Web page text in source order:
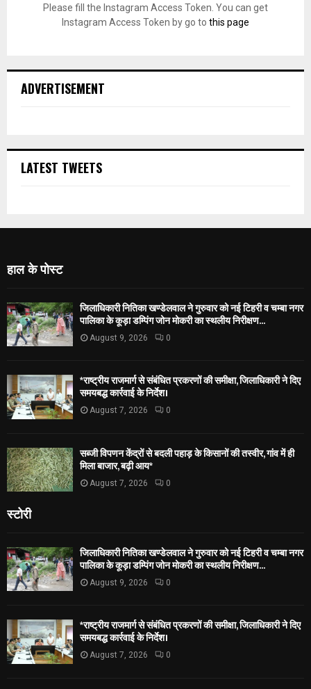
Please fill the Instagram Access Token. You can get
Instagram Access Token by go to this page
ADVERTISEMENT
LATEST TWEETS
हाल के पोस्ट
जिलाधिकारी नितिका खण्डेलवाल ने गुरुवार को नई टिहरी व चम्बा नगर
पालिका के कूड़ा डम्पिंग जोन मोकरी का स्थलीय निरीक्षण...
August 9, 2026 0
*राष्ट्रीय राजमार्ग से संबंधित प्रकरणों की समीक्षा, जिलाधिकारी ने दिए
समयबद्ध कार्रवाई के निर्देश।
August 7, 2026 0
सब्जी विपणन केंद्रों से बदली पहाड़ के किसानों की तस्वीर, गांव में ही
मिला बाजार, बढ़ी आय*
August 7, 2026 0
स्टोरी
जिलाधिकारी नितिका खण्डेलवाल ने गुरुवार को नई टिहरी व चम्बा नगर
पालिका के कूड़ा डम्पिंग जोन मोकरी का स्थलीय निरीक्षण...
August 9, 2026 0
*राष्ट्रीय राजमार्ग से संबंधित प्रकरणों की समीक्षा, जिलाधिकारी ने दिए
समयबद्ध कार्रवाई के निर्देश।
August 7, 2026 0